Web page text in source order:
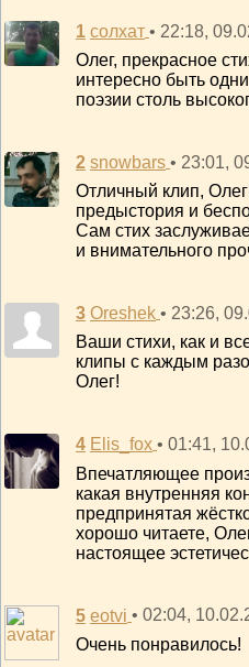
1 солхат • 22:18,
Олег, прекрасное
интересно быть
поэзии столь
2 snowbars • 23:01,
Отличный клип,
предыстория и
Сам стих
и внимательного
3 Oreshek • 23:26,
Ваши стихи, как и
клипы с каждым
Олег!
4 Elis_fox • 01:41,
Впечатляющее
какая внутренняя
предпринятая
хорошо читаете,
настоящее
5 eotvi • 02:04,
Очень понравилось!